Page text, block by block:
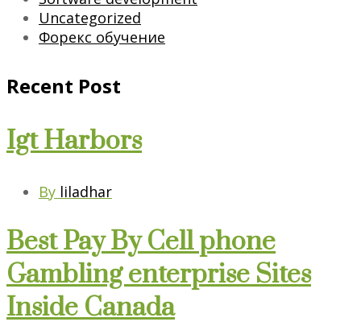
Uncategorized
Форекс обучение
Recent Post
Igt Harbors
By liladhar
Best Pay By Cell phone
Gambling enterprise Sites
Inside Canada